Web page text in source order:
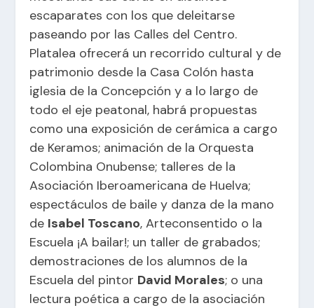
escaparates con los que deleitarse
paseando por las Calles del Centro.
Platalea ofrecerá un recorrido cultural y de
patrimonio desde la Casa Colón hasta
iglesia de la Concepción y a lo largo de
todo el eje peatonal, habrá propuestas
como una exposición de cerámica a cargo
de Keramos; animación de la Orquesta
Colombina Onubense; talleres de la
Asociación Iberoamericana de Huelva;
espectáculos de baile y danza de la mano
de Isabel Toscano, Arteconsentido o la
Escuela ¡A bailar!; un taller de grabados;
demostraciones de los alumnos de la
Escuela del pintor David Morales; o una
lectura poética a cargo de la asociación